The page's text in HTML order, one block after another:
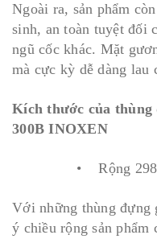
Ngoài ra, sản phẩm
sinh, an toàn tuyệt đối
ngũ cốc khác. Mặt
mà cực kỳ dễ dàng lau
Kích thước của thùng
300B INOXEN
• Rộng 298
Với những thùng đựng
ý chiều rộng sản phẩm